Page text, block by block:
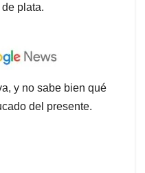
plata.
y no sabe bien qué
del presente.